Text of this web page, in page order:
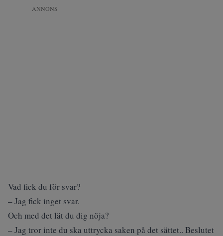
ANNONS
Vad fick du för svar?
– Jag fick inget svar.
Och med det lät du dig nöja?
– Jag tror inte du ska uttrycka saken på det sättet.. Beslutet